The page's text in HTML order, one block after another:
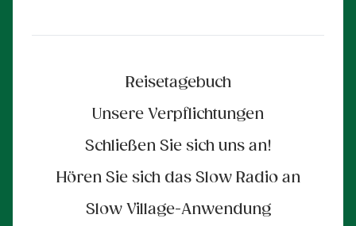
Reisetagebuch
Unsere Verpflichtungen
Schließen Sie sich uns an!
Hören Sie sich das Slow Radio an
Slow Village-Anwendung